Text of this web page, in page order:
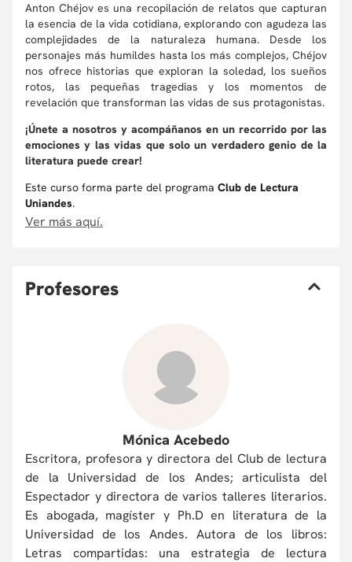
Anton Chéjov es una recopilación de relatos que capturan
la esencia de la vida cotidiana, explorando con agudeza las
complejidades de la naturaleza humana. Desde los
personajes más humildes hasta los más complejos, Chéjov
nos ofrece historias que exploran la soledad, los sueños
rotos, las pequeñas tragedias y los momentos de
revelación que transforman las vidas de sus protagonistas.
¡Únete a nosotros y acompáñanos en un recorrido por las
emociones y las vidas que solo un verdadero genio de la
literatura puede crear!
Este curso forma parte del programa Club de Lectura
Uniandes.
Ver más aquí.
Profesores
Mónica Acebedo
Escritora, profesora y directora del Club de lectura
de la Universidad de los Andes; articulista del
Espectador y directora de varios talleres literarios.
Es abogada, magíster y Ph.D en literatura de la
Universidad de los Andes. Autora de los libros:
Letras compartidas: una estrategia de lectura